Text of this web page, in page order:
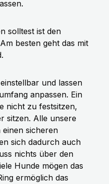
solltest ist den
besten geht das mit
und lassen
anpassen. Ein
nicht zu festsitzen,
sitzen. Alle unsere
sicheren
sich dadurch auch
nichts über den
Hunde mögen das
ermöglich das